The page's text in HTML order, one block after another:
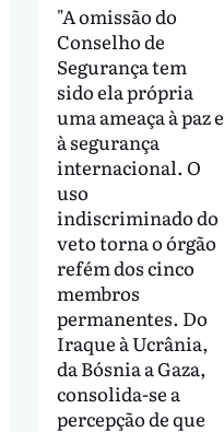
"A omissão do
Conselho de
Segurança tem
sido ela própria
uma ameaça à paz e
à segurança
internacional. O
uso
indiscriminado do
veto torna o órgão
refém dos cinco
membros
permanentes. Do
Iraque à Ucrânia,
da Bósnia a Gaza,
consolida-se a
percepção de que